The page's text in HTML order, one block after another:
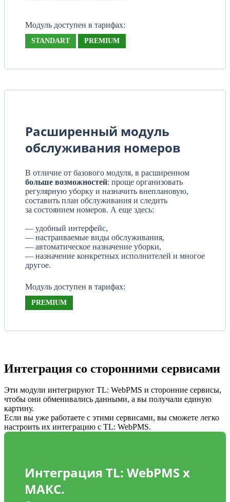
Модуль доступен в тарифах:
STANDART PREMIUM
Расширенный модуль
обслуживания номеров
В отличие от базового модуля, в расширенном
больше возможностей: проще организовать
регулярную уборку и назначить внеплановую,
составить план обслуживания и следить
за состоянием номеров. А еще здесь:
— удобный интерфейс,
— настраиваемые виды обслуживания,
— автоматическое назначение уборки,
— назначение конкретных исполнителей и многое
другое.
Модуль доступен в тарифах:
PREMIUM
Интеграция со сторонними сервисами
Эти модули интегрируют TL: WebPMS и сторонние сервисы,
чтобы они обменивались данными, а вы получали единую
картину.
Если вы уже работаете с этими сервисами, вы сможете легко
настроить их интеграцию с TL: WebPMS.
Интеграция TL: WebPMS x
MАКС.